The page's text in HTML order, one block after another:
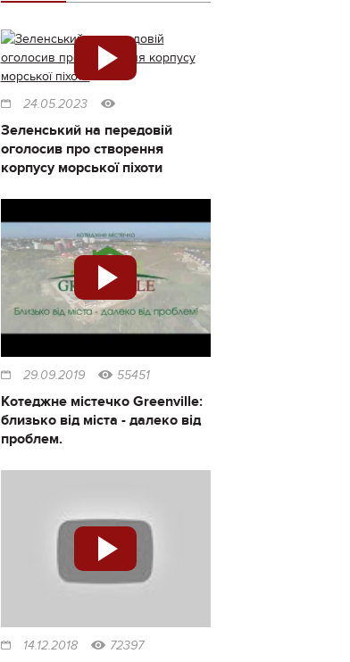
24.05.2023
Зеленський на передовій
оголосив про створення
корпусу морської піхоти
29.09.2019 55451
Котеджне містечко Greenville:
близько від міста - далеко від
проблем.
14.12.2018 72397